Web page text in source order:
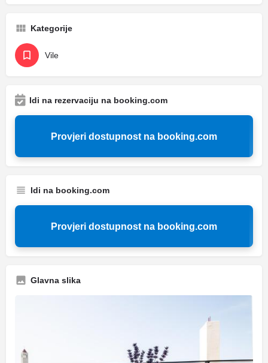
Kategorije
Vile
Idi na rezervaciju na booking.com
Provjeri dostupnost na booking.com
Idi na booking.com
Provjeri dostupnost na booking.com
Glavna slika